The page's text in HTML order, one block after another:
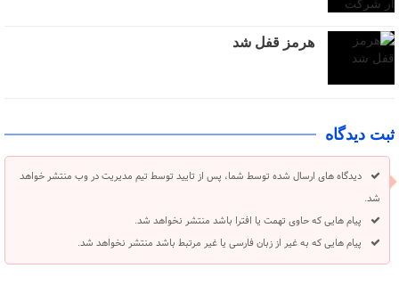
هرمز قفل شد
ثبت دیدگاه
دیدگاه های ارسال شده توسط شما، پس از تایید توسط تیم مدیریت در وب منتشر خواهد
شد.
پیام هایی که حاوی تهمت یا افترا باشد منتشر نخواهد شد.
پیام هایی که به غیر از زبان فارسی یا غیر مرتبط باشد منتشر نخواهد شد.